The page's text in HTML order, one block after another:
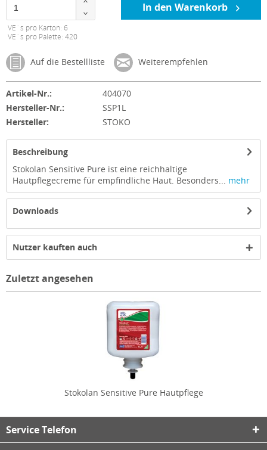
VE´s pro Karton: 6
VE´s pro Palette: 420
In den Warenkorb
Auf die Bestellliste Weiterempfehlen
Artikel-Nr.:
404070
Hersteller-Nr.:
SSP1L
Hersteller:
STOKO
Beschreibung
Stokolan Sensitive Pure ist eine reichhaltige
Hautpflegecreme für empfindliche Haut. Besonders... mehr
Downloads
Nutzer kauften auch
Zuletzt angesehen
Stokolan Sensitive Pure Hautpflege
Service Telefon